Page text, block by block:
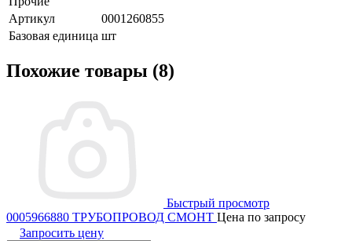
Артикул
0001260855
Базовая единица шт
Похожие товары (8)
Быстрый просмотр
0005966880 ТРУБОПРОВОД СМОНТ Цена по запросу
Запросить цену